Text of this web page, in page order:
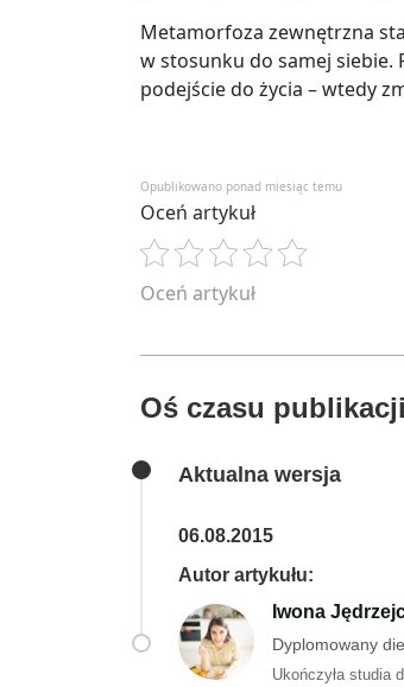
Metamorfoza zewnętrzna
w stosunku do samej siebie.
podejście do życia – wtedy
Opublikowano ponad miesiąc temu
Oceń artykuł
Oceń artykuł
Oś czasu
Aktualna wersja
06.08.2015
Autor artykułu:
Iwona
Dyplomowany
Ukończyła studia